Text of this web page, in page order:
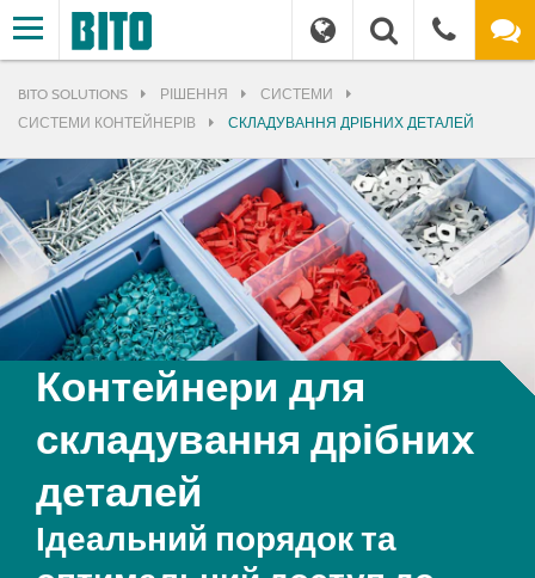
BITO SOLUTIONS РІШЕННЯ
СИСТЕМИ
СИСТЕМИ КОНТЕЙНЕРІВ
СКЛАДУВАННЯ ДРІБНИХ ДЕТАЛЕЙ
Контейнери для
складування дрібних
деталей
Ідеальний порядок та